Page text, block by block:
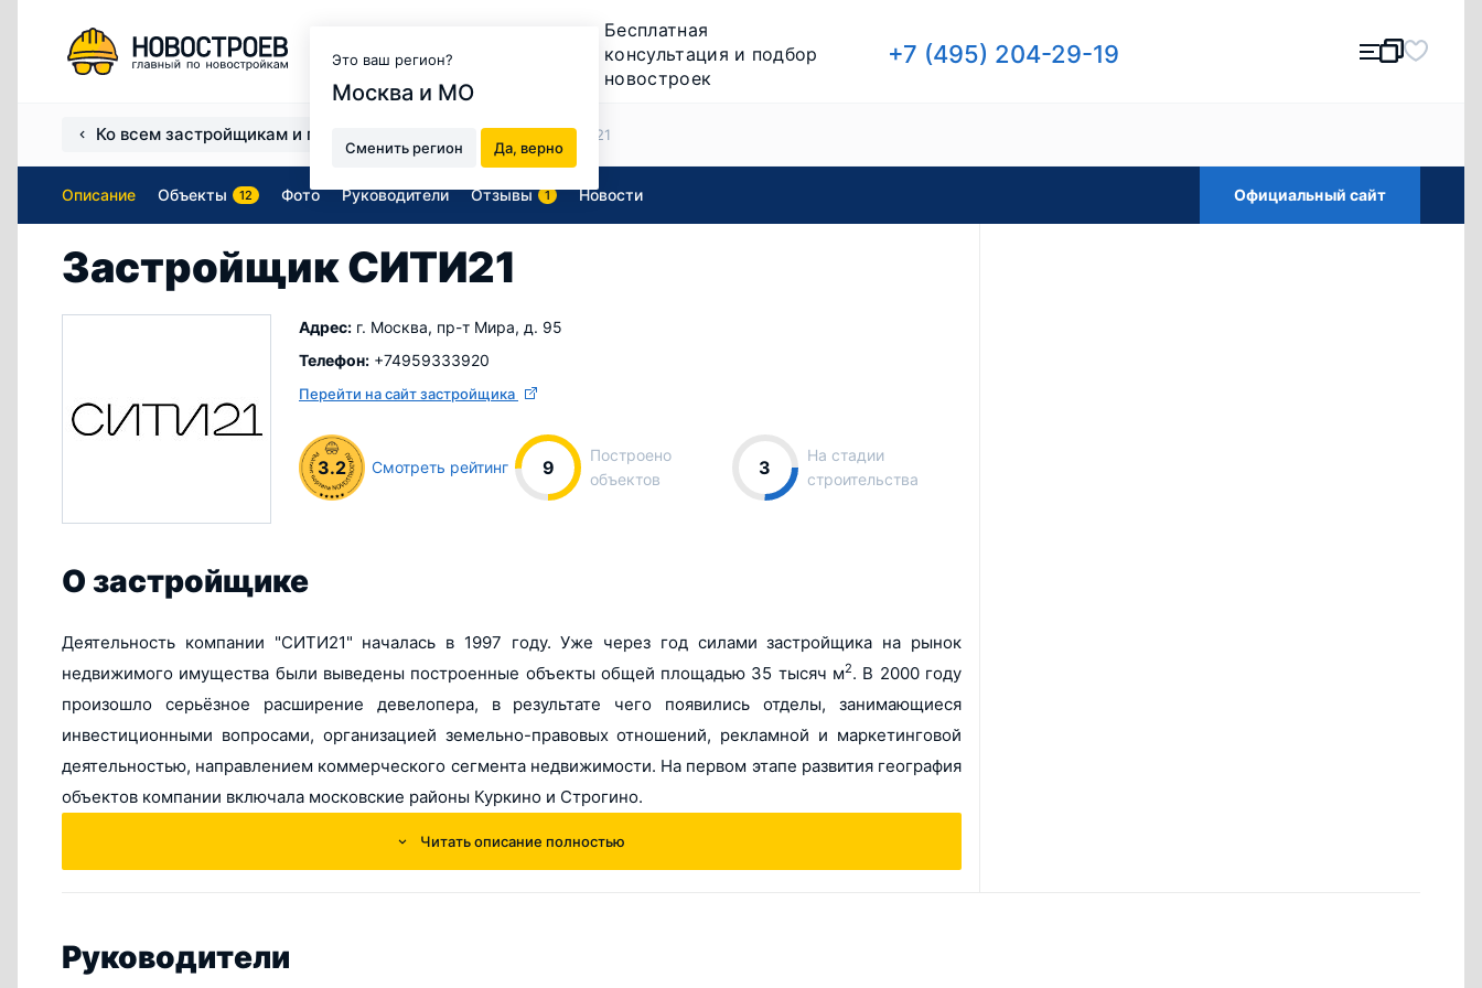
Это ваш регион?
Москва и МО
Сменить регион Да, верно
Бесплатная
консультация и подбор
новостроек
+7 (495) 204-29-19
Ко всем застройщикам и продавцам Застройщики СИТИ21
Описание Объекты 12 Фото Руководители Отзывы 1 Новости Официальный сайт
Застройщик СИТИ21
Адрес: г. Москва, пр-т Мира, д. 95
Телефон: +74959333920
Перейти на сайт застройщика
3.2 Смотреть рейтинг 9
Построено
объектов
3
На стадии
строительства
О застройщике
Деятельность компании "СИТИ21" началась в 1997 году. Уже через год силами застройщика на рынок
недвижимого имущества были выведены построенные объекты общей площадью 35 тысяч м2. В 2000 году
произошло серьёзное расширение девелопера, в результате чего появились отделы, занимающиеся
инвестиционными вопросами, организацией земельно-правовых отношений, рекламной и маркетинговой
деятельностью, направлением коммерческого сегмента недвижимости. На первом этапе развития география
объектов компании включала московские районы Куркино и Строгино.
Постепенно развиваясь и расширяясь, девелопер "СИТИ21" начал вырабатывать свою концепцию жилищного
недвижимости сформировался в 2010 году и получил название миниполис. За применение новых подходов в
жилищном строительстве в этом же году застройщик был отмечен в рамках престижной премии RREF
Читать описание полностью
Руководители